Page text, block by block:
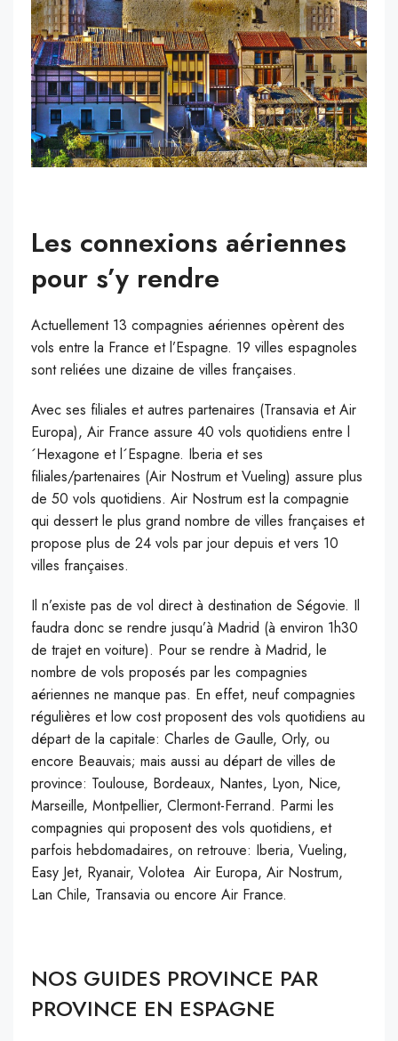
Les connexions aériennes
pour s’y rendre
Actuellement 13 compagnies aériennes opèrent des
vols entre la France et l’Espagne. 19 villes espagnoles
sont reliées une dizaine de villes françaises.
Avec ses filiales et autres partenaires (Transavia et Air
Europa), Air France assure 40 vols quotidiens entre l
´Hexagone et l´Espagne. Iberia et ses
filiales/partenaires (Air Nostrum et Vueling) assure plus
de 50 vols quotidiens. Air Nostrum est la compagnie
qui dessert le plus grand nombre de villes françaises et
propose plus de 24 vols par jour depuis et vers 10
villes françaises.
Il n’existe pas de vol direct à destination de Ségovie. Il
faudra donc se rendre jusqu’à Madrid (à environ 1h30
de trajet en voiture). Pour se rendre à Madrid, le
nombre de vols proposés par les compagnies
aériennes ne manque pas. En effet, neuf compagnies
régulières et low cost proposent des vols quotidiens au
départ de la capitale: Charles de Gaulle, Orly, ou
encore Beauvais; mais aussi au départ de villes de
province: Toulouse, Bordeaux, Nantes, Lyon, Nice,
Marseille, Montpellier, Clermont-Ferrand. Parmi les
compagnies qui proposent des vols quotidiens, et
parfois hebdomadaires, on retrouve: Iberia, Vueling,
Easy Jet, Ryanair, Volotea Air Europa, Air Nostrum,
Lan Chile, Transavia ou encore Air France.
NOS GUIDES PROVINCE PAR
PROVINCE EN ESPAGNE